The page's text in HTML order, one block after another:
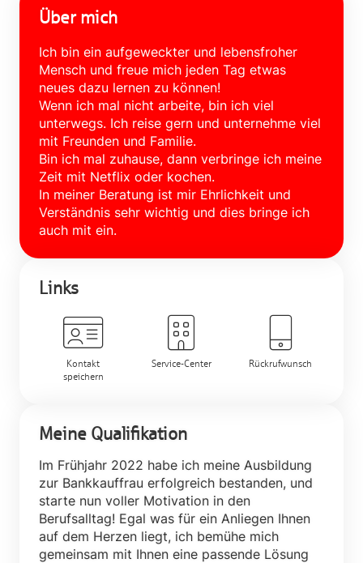
Über mich
Ich bin ein aufgeweckter und lebensfroher
Mensch und freue mich jeden Tag etwas
neues dazu lernen zu können!
Wenn ich mal nicht arbeite, bin ich viel
unterwegs. Ich reise gern und unternehme viel
mit Freunden und Familie.
Bin ich mal zuhause, dann verbringe ich meine
Zeit mit Netflix oder kochen.
In meiner Beratung ist mir Ehrlichkeit und
Verständnis sehr wichtig und dies bringe ich
auch mit ein.
Links
Kontakt
speichern
Service-Center Rückrufwunsch
Meine Qualifikation
Im Frühjahr 2022 habe ich meine Ausbildung
zur Bankkauffrau erfolgreich bestanden, und
starte nun voller Motivation in den
Berufsalltag! Egal was für ein Anliegen Ihnen
auf dem Herzen liegt, ich bemühe mich
gemeinsam mit Ihnen eine passende Lösung